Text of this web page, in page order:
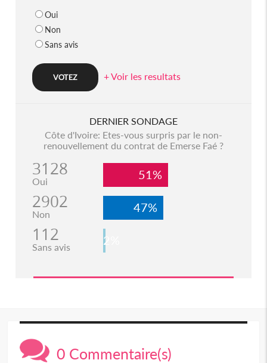
Oui
Non
Sans avis
+ Voir les resultats
DERNIER SONDAGE
Côte d'Ivoire: Etes-vous surpris par le non-
renouvellement du contrat de Emerse Faé ?
3128
Oui 51%
2902
Non 47%
112
Sans avis 2%
0 Commentaire(s)